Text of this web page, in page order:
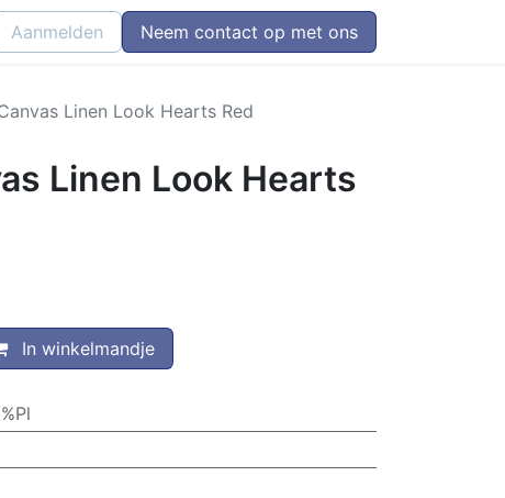
Aanmelden Neem contact op met ons
Linen Look Hearts Red
Linen Look Hearts
In winkelmandje